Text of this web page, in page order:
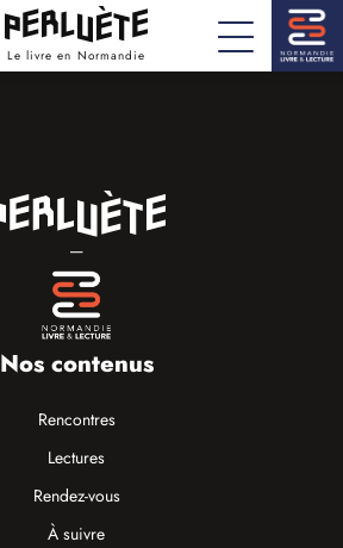
Le livre en Normandie
—
Nos contenus
Rencontres
Lectures
Rendez-vous
À suivre